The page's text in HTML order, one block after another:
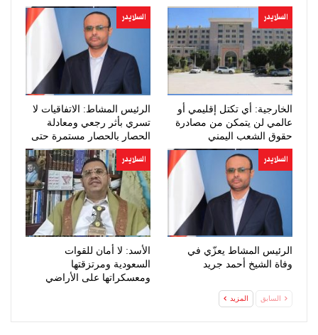
السلايدر
الخارجية: أي تكتل إقليمي أو
عالمي لن يتمكن من مصادرة
حقوق الشعب اليمني
المشروعة
السلايدر
الرئيس المشاط: الاتفاقيات لا
تسري بأثر رجعي ومعادلة
الحصار بالحصار مستمرة حتى
تحقق…
السلايدر
الرئيس المشاط يعزّي في
وفاة الشيخ أحمد جريد
السلايدر
الأسد: لا أمان للقوات
السعودية ومرتزقتها
ومعسكراتها على الأراضي
السابق المزيد